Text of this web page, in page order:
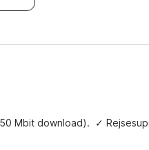
Mbit download). ✓